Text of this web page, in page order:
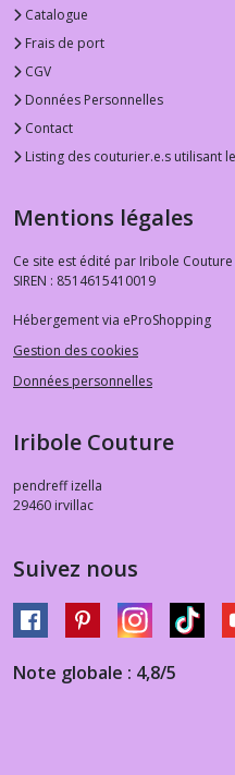
Catalogue
Frais de port
CGV
Données Personnelles
Contact
Listing des couturier.e.s utilisant
Mentions légales
Ce site est édité par Iribole Couture
SIREN : 8514615410019
Hébergement via eProShopping
Gestion des cookies
Données personnelles
Iribole Couture
pendreff izella
29460 irvillac
Suivez nous
Note globale : 4,8/5